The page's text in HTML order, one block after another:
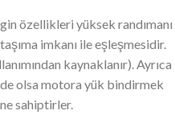
özellikleri yüksek randımanı
imkanı ile eşleşmesidir.
kaynaklanır). Ayrıca
olsa motora yük bindirmek
sahiptirler.